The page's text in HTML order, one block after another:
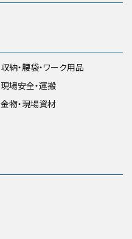
収納・腰袋・ワーク用品
現場安全・運搬
金物・現場資材